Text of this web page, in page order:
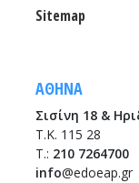
Sitemap
ΑΘΗΝΑ
Σισίνη 18 &
Τ.Κ. 115 28
T.: 210 7264700
info@edoeap.gr